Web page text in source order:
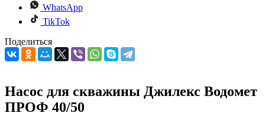
WhatsApp
TikTok
Поделиться
Насос для скважины Джилекс Водомет
ПРОФ 40/50